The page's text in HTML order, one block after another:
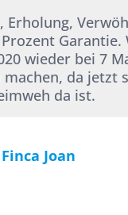
Erholung,
Garantie.
wieder bei 7
machen, da jetzt
da ist.
Finca Joan